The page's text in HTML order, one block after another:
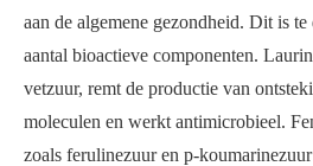
aan de algemene gezondheid. Dit is
aantal bioactieve componenten.
vetzuur, remt de productie van
moleculen en werkt antimicrobieel.
zoals ferulinezuur en p-